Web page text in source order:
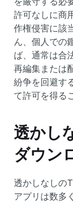
許可なしに商
作権侵害に該
ん、個人での
ば、通常は合
再編集または
紛争を回避す
て許可を得る
透かし
ダウン
透かしなしの
アプリは数多